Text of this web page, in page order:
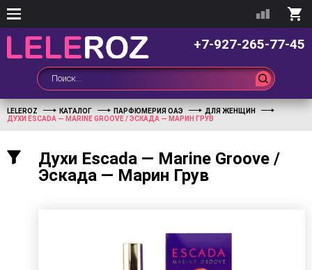
+7-927-265-77-45
LELEROZ КАТАЛОГ ПАРФЮМЕРИЯ ОАЭ
ДЛЯ ЖЕНЩИН
ДУХИ ESCADA — MARINE GROOVE / ЭСКАДА — МАРИН ГРУВ
Духи Escada — Marine Groove /
Эскада — Марин Грув